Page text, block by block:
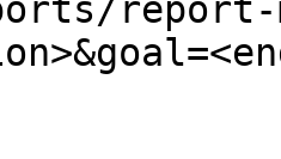
report-